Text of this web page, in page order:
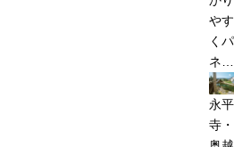
やす
くパ
ネ…
永平
寺・